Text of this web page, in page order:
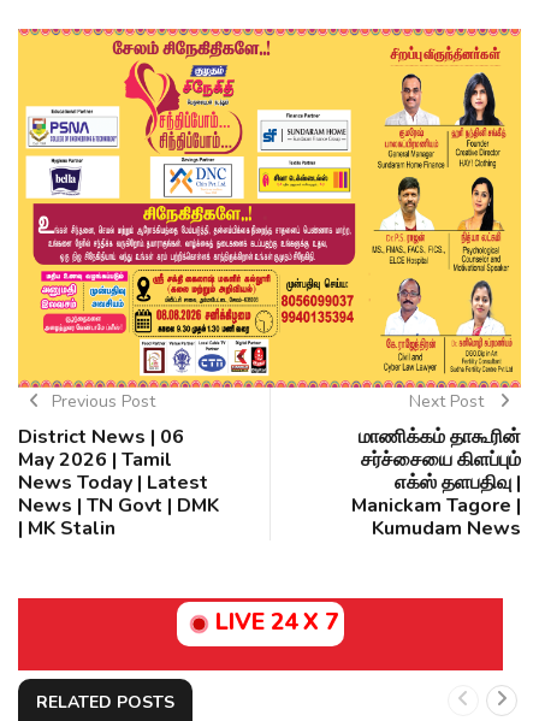
Previous Post
District News | 06
May 2026 | Tamil
News Today | Latest
News | TN Govt | DMK
| MK Stalin
Next Post
மாணிக்கம் தாகூரின்
சர்ச்சையை கிளப்பும்
எக்ஸ் தளபதிவு |
Manickam Tagore |
Kumudam News
LIVE 24 X 7
RELATED POSTS